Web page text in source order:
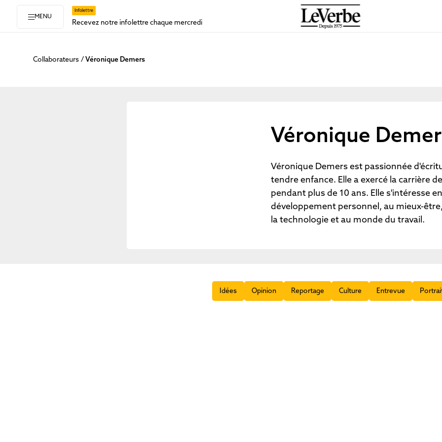
Infolettre
Recevez notre infolettre chaque mercredi
MENU
Collaborateurs Véronique Demers
Véronique
Véronique Demers est passionnée
tendre enfance. Elle a exercé la carrière
pendant plus de 10 ans. Elle s'intéresse
développement personnel, au mieux-
la technologie et au monde du travail.
Idées Opinion Reportage Culture Entrevue